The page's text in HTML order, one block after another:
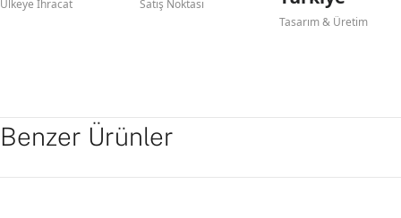
Ülkeye İhracat Satış Noktası
Tasarım & Üretim
Benzer Ürünler